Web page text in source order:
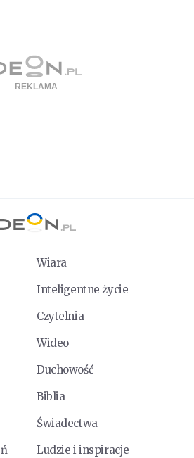
Wiara
Inteligentne życie
Czytelnia
Wideo
Duchowość
Biblia
Świadectwa
Ludzie i inspiracje